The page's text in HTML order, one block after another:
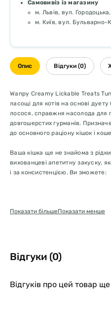
Самовивіз із магазину
м. Львів, вул. Городоцька,
м. Київ, вул. Бульварно-
Опис Відгуки (0)
Wanpy Creamy Lickable Treats
ласощі для котів на основі
лосося, справжня насолода для
довгошерстих гурманів.
до основного раціону кішок і
Ваша кішка ще не знайома з
вихованцеві апетитну закуску,
і за консистенцією. Ви зможете:
давати ласощі окремо між
харчову цінність і смакові
підвищуючи привабливість
ідеальною основою для нього;
Запропонувати смачну, добре
Показати більшеПоказати менше
Відгуки (0)
Відгуків про цей товар